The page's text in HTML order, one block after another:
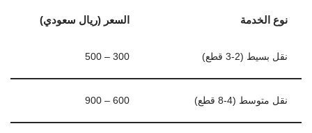
نوع الخدمة السعر (ريال سعودي)
نقل بسيط (2-3 قطع) 300 – 500
نقل متوسط (4-8 قطع) 600 – 900